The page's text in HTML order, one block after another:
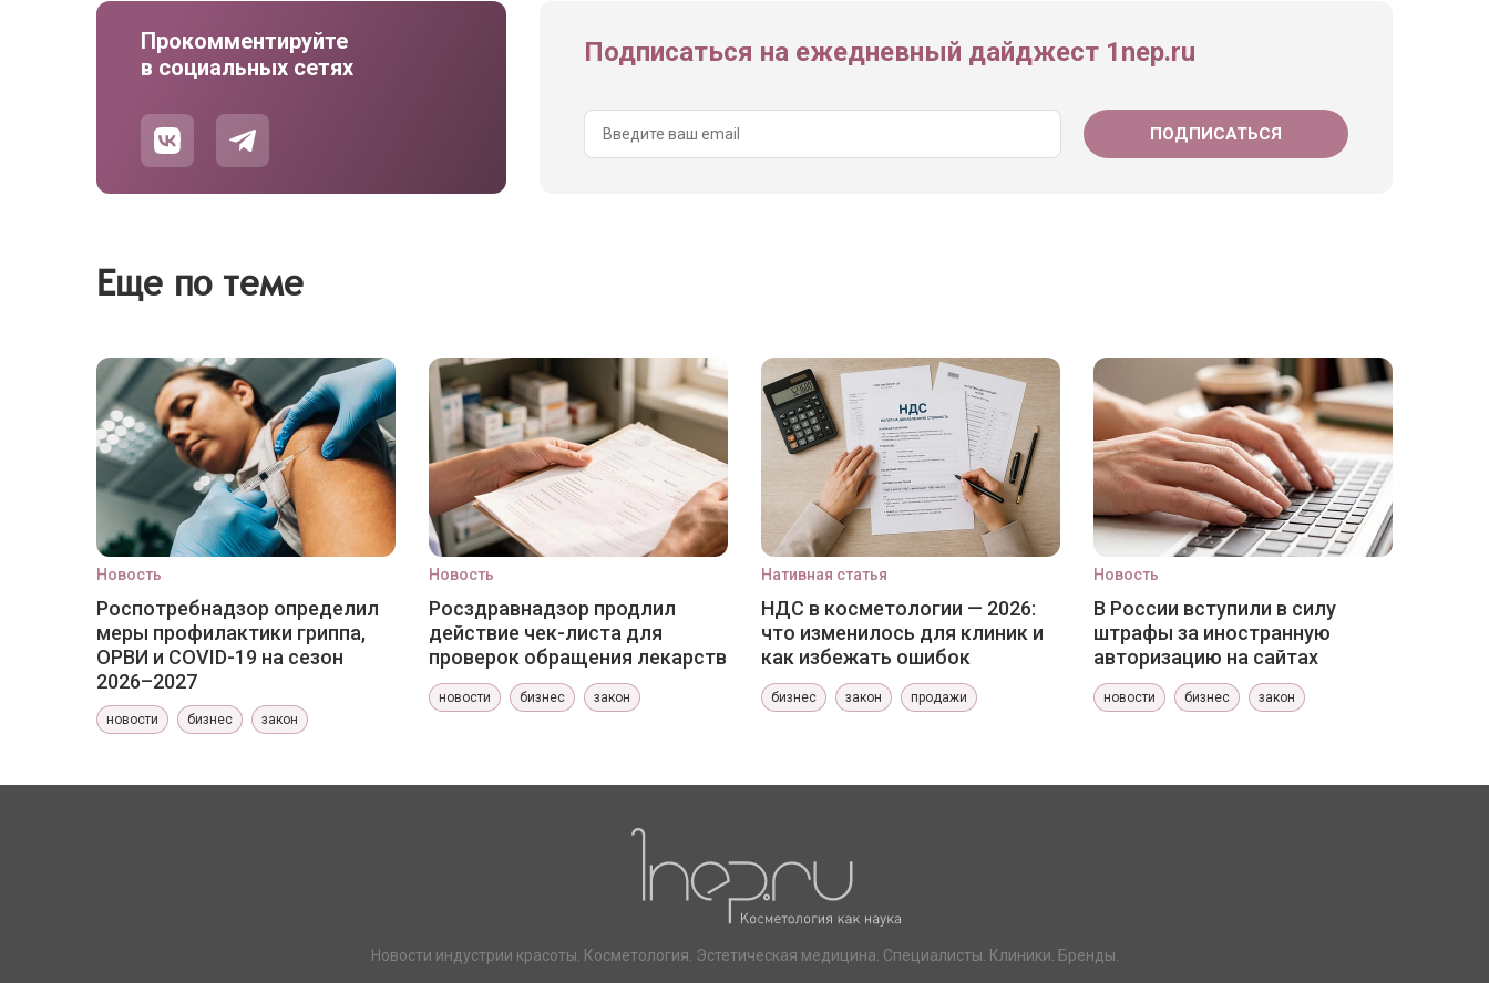
Прокомментируйте
в социальных сетях
Подписаться на ежедневный дайджест 1nep.ru
Еще по теме
Новость
Роспотребнадзор определил
меры профилактики гриппа,
ОРВИ и COVID-19 на сезон
2026–2027
новости бизнес закон
Новость
Росздравнадзор продлил
действие чек-листа для
проверок обращения лекарств
новости бизнес закон
Нативная статья
НДС в косметологии — 2026:
что изменилось для клиник и
как избежать ошибок
бизнес закон продажи
Новость
В России вступили в силу
штрафы за иностранную
авторизацию на сайтах
новости бизнес закон
Новости индустрии красоты. Косметология. Эстетическая медицина. Специалисты. Клиники. Бренды.